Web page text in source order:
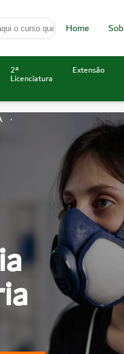
Home
2ª
Licenciatura
Extensão